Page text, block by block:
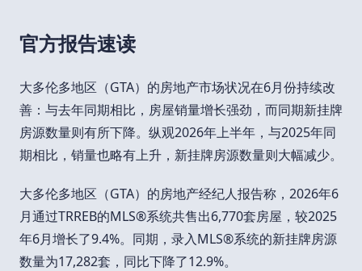
官方报告速读
大多伦多地区（GTA）的房地产市场状况在6月份持续改
善：与去年同期相比，房屋销量增长强劲，而同期新挂牌
房源数量则有所下降。纵观2026年上半年，与2025年同
期相比，销量也略有上升，新挂牌房源数量则大幅减少。
大多伦多地区（GTA）的房地产经纪人报告称，2026年6
月通过TRREB的MLS®系统共售出6,770套房屋，较2025
年6月增长了9.4%。同期，录入MLS®系统的新挂牌房源
数量为17,282套，同比下降了12.9%。